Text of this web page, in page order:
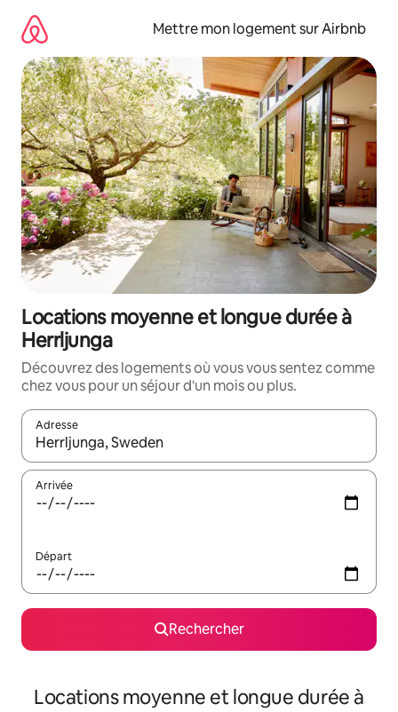
directement
contenu
Mettre mon logement sur Airbnb
Locations moyenne et longue durée à
Herrljunga
Découvrez des logements où vous vous sentez comme
chez vous pour un séjour d'un mois ou plus.
Adresse
Lorsque les résultats s'affichent, utilisez les flèches vers le
Arrivée
Départ
Rechercher
Locations moyenne et longue durée à